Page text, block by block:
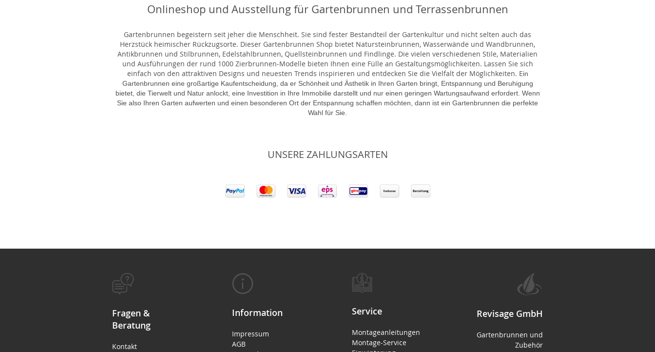
Onlineshop und Ausstellung für Gartenbrunnen und Terrassenbrunnen
Gartenbrunnen begeistern seit jeher die Menschheit. Sie sind fester Bestandteil der Gartenkultur und nicht selten auch das
Herzstück heimischer Rückzugsorte. Dieser Gartenbrunnen Shop bietet Natursteinbrunnen, Wasserwände und Wandbrunnen,
Antikbrunnen und Stilbrunnen, Edelstahlbrunnen, Quellsteinbrunnen und Findlinge. Die vielen verschiedenen Stile, Materialien
und Ausführungen der rund 1000 Zierbrunnen-Modelle bieten Ihnen eine Fülle an Gestaltungsmöglichkeiten. Lassen Sie sich
einfach von den attraktiven Designs und neuesten Trends inspirieren und entdecken Sie die Vielfalt der Möglichkeiten. Ein
Gartenbrunnen eine großartige Kaufentscheidung, da er Schönheit und Ästhetik in Ihren Garten bringt, Entspannung und Beruhigung
bietet, die Tierwelt und Natur anlockt, eine Investition in Ihre Immobilie darstellt und nur einen geringen Wartungsaufwand erfordert. Wenn
Sie also Ihren Garten aufwerten und einen besonderen Ort der Entspannung schaffen möchten, dann ist ein Gartenbrunnen die perfekte
Wahl für Sie.
UNSERE ZAHLUNGSARTEN
Fragen &
Beratung
Kontakt
Information
Impressum
AGB
Service
Montageanleitungen
Montage-Service
Revisage GmbH
Gartenbrunnen und
Zubehör